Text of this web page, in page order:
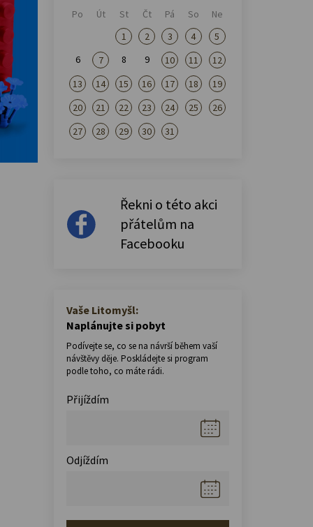
Po Út St Čt Pá So
Ne
1
2 3 4
5
6
7 8 9 10 11
12
13
14 15 16 17 18
19
20
21 22 23 24 25
26
27
28 29 30 31
Řekni o této akci
přátelům na
Facebooku
Vaše Litomyšl:
Naplánujte si pobyt
Podívejte se, co se na návrší během vaší
návštěvy děje. Poskládejte si program
podle toho, co máte rádi.
Přijíždím
Odjíždím